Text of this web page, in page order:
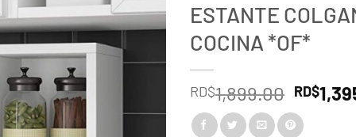
ESTANTE
COCINA *OF*
RD$1,899.00 El
precio
original
RD$